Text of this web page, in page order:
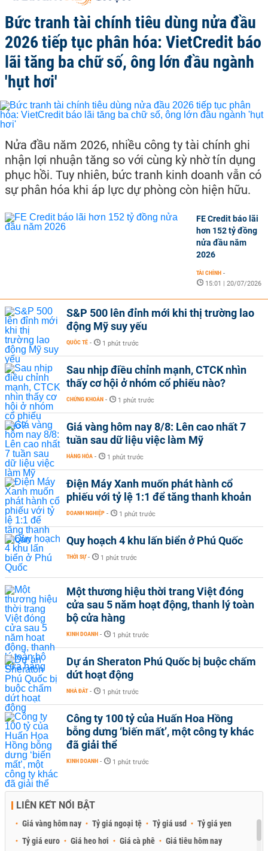
Bức tranh tài chính tiêu dùng nửa đầu
2026 tiếp tục phân hóa: VietCredit báo
lãi tăng ba chữ số, ông lớn đầu ngành
'hụt hơi'
Nửa đầu năm 2026, nhiều công ty tài chính ghi
nhận lợi nhuận tăng so với cùng kỳ nhờ tín dụng
phục hồi. Tuy nhiên, bức tranh kinh doanh vẫn có
sự phân hóa khi áp lực dự phòng còn hiện hữu.
FE Credit báo lãi
hơn 152 tỷ đồng
nửa đầu năm
2026
TÀI CHÍNH -
15:01 | 20/07/2026
S&P 500 lên đỉnh mới khi thị trường lao
động Mỹ suy yếu
QUỐC TẾ - 1 phút trước
Sau nhịp điều chỉnh mạnh, CTCK nhìn
thấy cơ hội ở nhóm cổ phiếu nào?
CHỨNG KHOÁN - 1 phút trước
Giá vàng hôm nay 8/8: Lên cao nhất 7
tuần sau dữ liệu việc làm Mỹ
HÀNG HÓA - 1 phút trước
Điện Máy Xanh muốn phát hành cổ
phiếu với tỷ lệ 1:1 để tăng thanh khoản
DOANH NGHIỆP - 1 phút trước
Quy hoạch 4 khu lấn biển ở Phú Quốc
THỜI SỰ - 1 phút trước
Một thương hiệu thời trang Việt đóng
cửa sau 5 năm hoạt động, thanh lý toàn
bộ cửa hàng
KINH DOANH - 1 phút trước
Dự án Sheraton Phú Quốc bị buộc chấm
dứt hoạt động
NHÀ ĐẤT - 1 phút trước
Công ty 100 tỷ của Huấn Hoa Hồng
bỗng dưng ‘biến mất’, một công ty khác
đã giải thể
KINH DOANH - 1 phút trước
LIÊN KẾT NỔI BẬT
Giá vàng hôm nay Tỷ giá ngoại tệ Tỷ giá usd
Tỷ giá yen
Tỷ giá euro
Giá heo hơi Giá cà phê Giá tiêu hôm nay